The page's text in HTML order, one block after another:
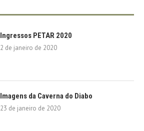
Ingressos PETAR 2020
2 de janeiro de 2020
Imagens da Caverna do Diabo
23 de janeiro de 2020